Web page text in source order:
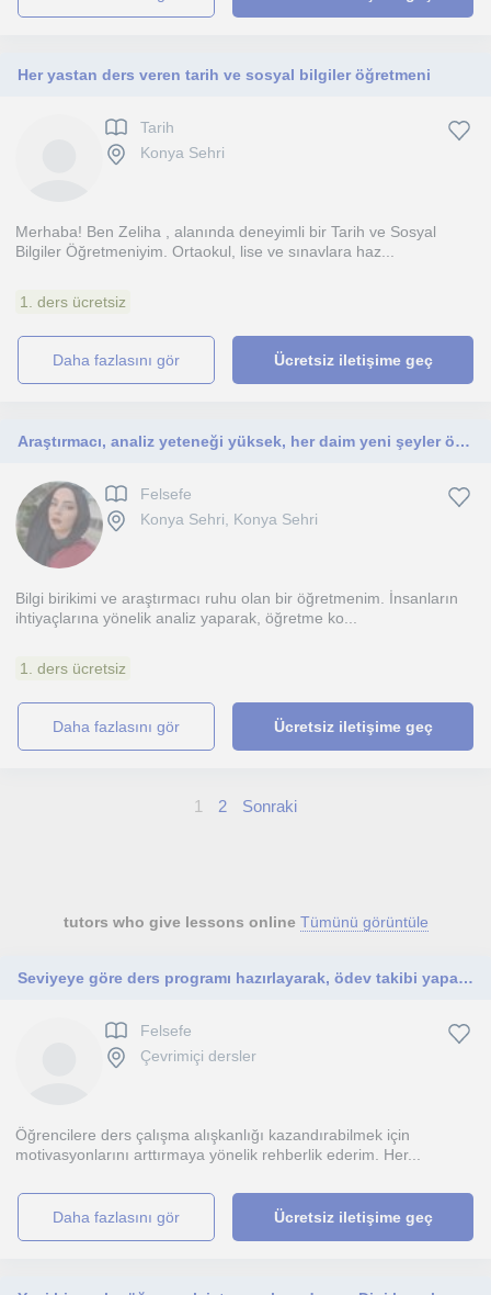
Her yastan ders veren tarih ve sosyal bilgiler öğretmeni
Tarih
Konya Sehri
Merhaba! Ben Zeliha , alanında deneyimli bir Tarih ve Sosyal
Bilgiler Öğretmeniyim. Ortaokul, lise ve sınavlara haz...
1. ders ücretsiz
daha fazlasını gör Ücretsiz iletişime geç
Araştırmacı, analiz yeteneği yüksek, her daim yeni şeyler öğrenmeye meraklıyım. Derslerim isteyen ve inanan herkese yöneliktir.
Felsefe
Konya Sehri, Konya Sehri
Bilgi birikimi ve araştırmacı ruhu olan bir öğretmenim. İnsanların
ihtiyaçlarına yönelik analiz yaparak, öğretme ko...
1. ders ücretsiz
daha fazlasını gör Ücretsiz iletişime geç
1 2 Sonraki
tutors who give lessons online Tümünü görüntüle
Seviyeye göre ders programı hazırlayarak, ödev takibi yaparak ve sınav sonuçlarının analiziyle başarılarını amaçlarım.
Felsefe
Çevrimiçi dersler
Öğrencilere ders çalışma alışkanlığı kazandırabilmek için
motivasyonlarını arttırmaya yönelik rehberlik ederim. Her...
daha fazlasını gör Ücretsiz iletişime geç